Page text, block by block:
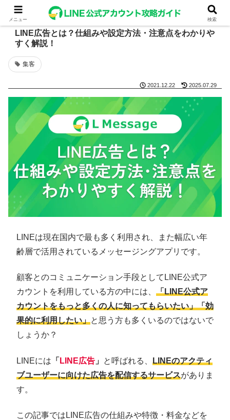
LINE広告とは？仕組みや設定方法・注意点をわかりや
すく解説！
集客
2021.12.22 2025.07.29
LINEは現在国内で最も多く利用され、また幅広い年
齢層で活用されているメッセージングアプリです。
顧客とのコミュニケーション手段としてLINE公式ア
カウントを利用している方の中には、 「LINE公式ア
カウントをもっと多くの人に知ってもらいたい」「効
果的に利用したい」と思う方も多くいるのではないで
しょうか？
LINEには 「 LINE広告 」 と呼ばれる、 LINEのアクティ
ブユーザーに向けた広告を配信するサービスがありま
す。
この記事ではLINE広告の仕組みや特徴・料金などを
メニュー 検索